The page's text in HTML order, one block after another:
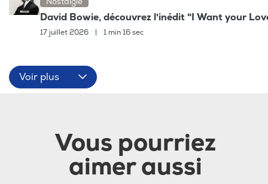
David Bowie, découvrez l'inédit "I Want your
17 juillet 2026 1 min 16 sec
Voir plus
Vous pourriez
aimer aussi